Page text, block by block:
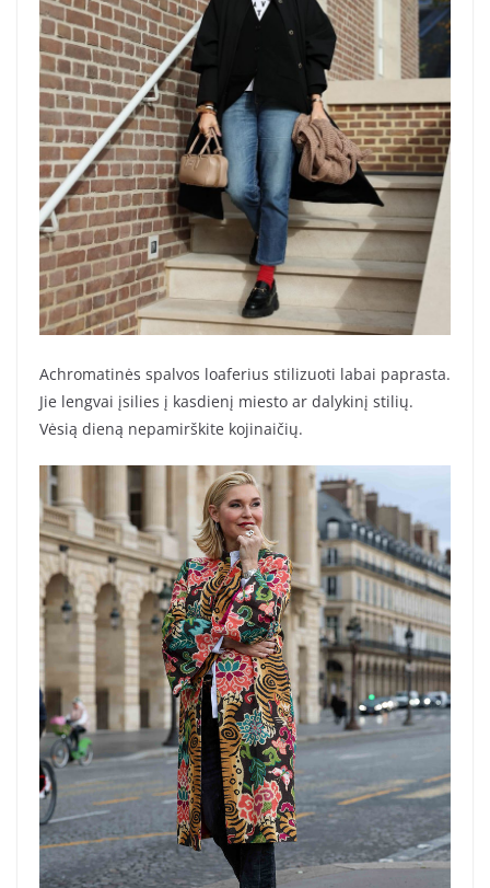
Achromatinės spalvos loaferius stilizuoti labai paprasta.
Jie lengvai įsilies į kasdienį miesto ar dalykinį stilių.
Vėsią dieną nepamirškite kojinaičių.